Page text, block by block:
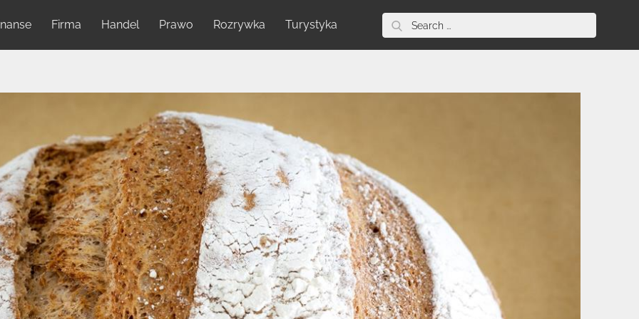
Firma Handel Prawo Rozrywka Turystyka
Search
for: